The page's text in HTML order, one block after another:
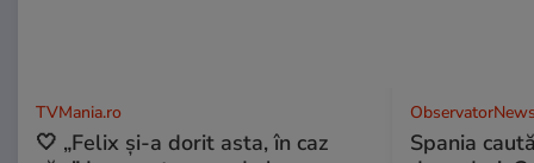
TVMania.ro
🤍 „Felix și-a dorit asta, în caz
Spania